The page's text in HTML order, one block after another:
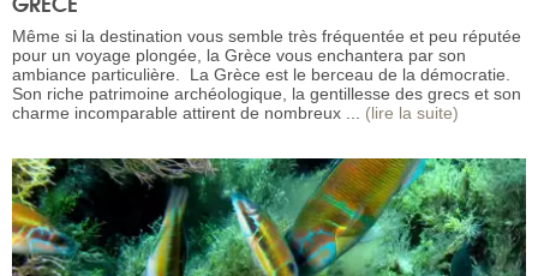
Même si la destination vous semble très fréquentée et peu réputée
pour un voyage plongée, la Grèce vous enchantera par son
ambiance particulière. La Grèce est le berceau de la démocratie.
Son riche patrimoine archéologique, la gentillesse des grecs et son
charme incomparable attirent de nombreux ... (lire la suite)